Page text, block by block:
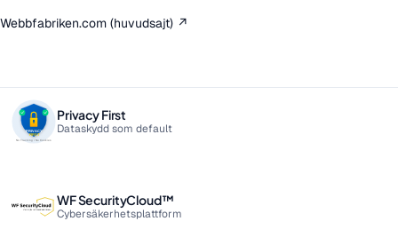
Webbfabriken.com (huvudsajt) ↗
Privacy First
Dataskydd som default
WF SecurityCloud™
Cybersäkerhetsplattform